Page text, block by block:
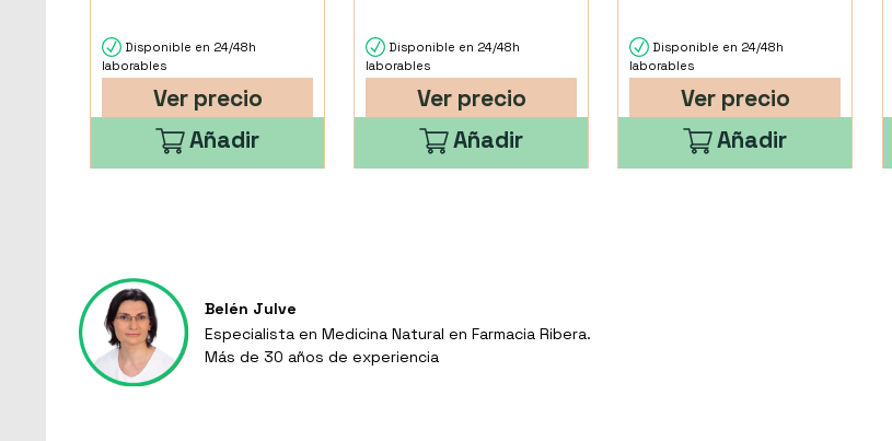
Disponible en 24/48h
laborables
Ver precio
Añadir
Disponible en 24/48h
laborables
Ver precio
Añadir
Disponible en 24/48h
laborables
Ver precio
Añadir
Belén Julve
Especialista en Medicina Natural en Farmacia Ribera.
Más de 30 años de experiencia